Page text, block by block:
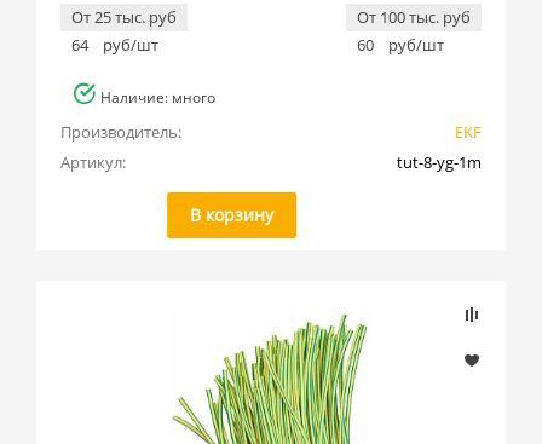
От 25 тыс. руб
64
руб/шт
От 100 тыс. руб
60
руб/шт
Наличие: много
Производитель:
EKF
Артикул:
tut-8-yg-1m
В корзину